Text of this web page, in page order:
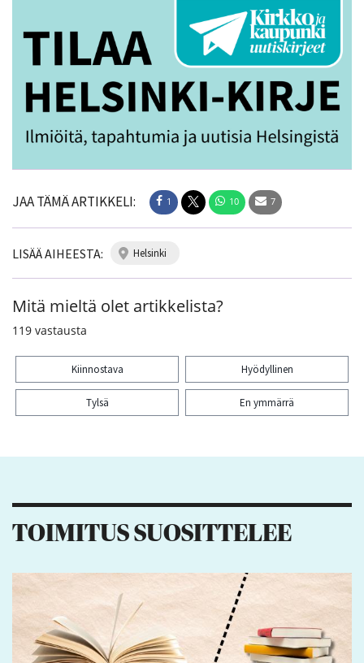
JAA TÄMÄ ARTIKKELI: 1 10 7
LISÄÄ AIHEESTA: helsinki
Mitä mieltä olet artikkelista?
119 vastausta
Kiinnostava Hyödyllinen
Tylsä En ymmärrä
TOIMITUS SUOSITTELEE